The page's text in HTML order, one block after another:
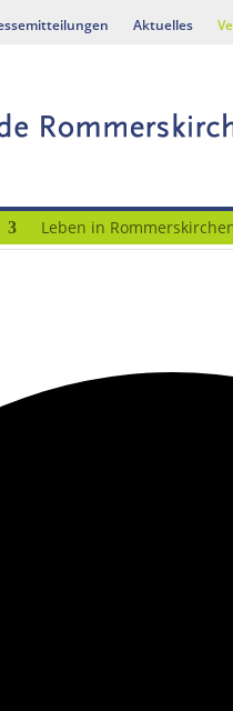
Aktuelles
Leben in